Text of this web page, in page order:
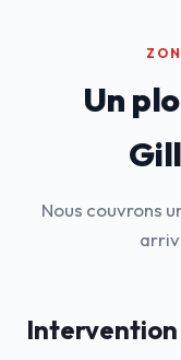
Un
Nous couvrons
Intervention